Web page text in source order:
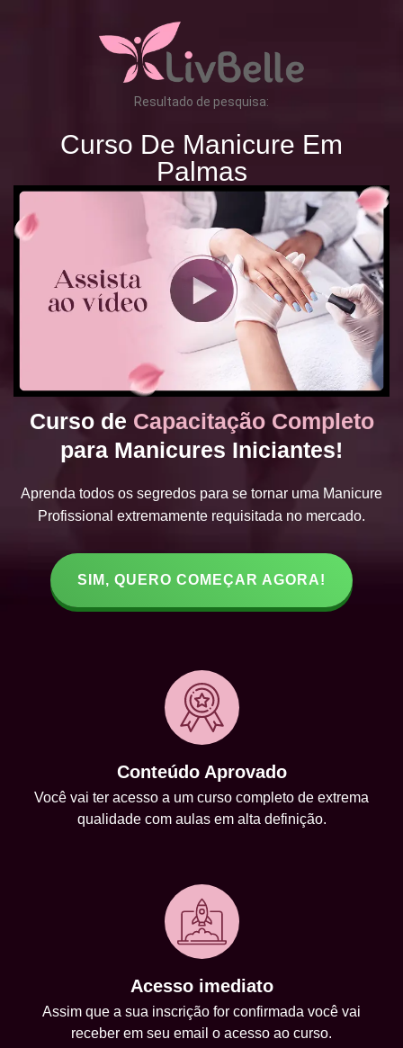
Resultado de pesquisa:
Curso De Manicure Em
Palmas
Curso de Capacitação Completo
para Manicures Iniciantes!
Aprenda todos os segredos para se tornar uma Manicure
Profissional extremamente requisitada no mercado.
SIM, QUERO COMEÇAR AGORA!
Conteúdo Aprovado
Você vai ter acesso a um curso completo de extrema
qualidade com aulas em alta definição.
Acesso imediato
Assim que a sua inscrição for confirmada você vai
receber em seu email o acesso ao curso.